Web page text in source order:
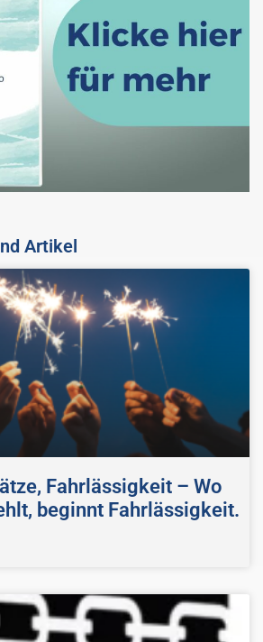
Artikel
Fahrlässigkeit – Wo
beginnt Fahrlässigkeit.